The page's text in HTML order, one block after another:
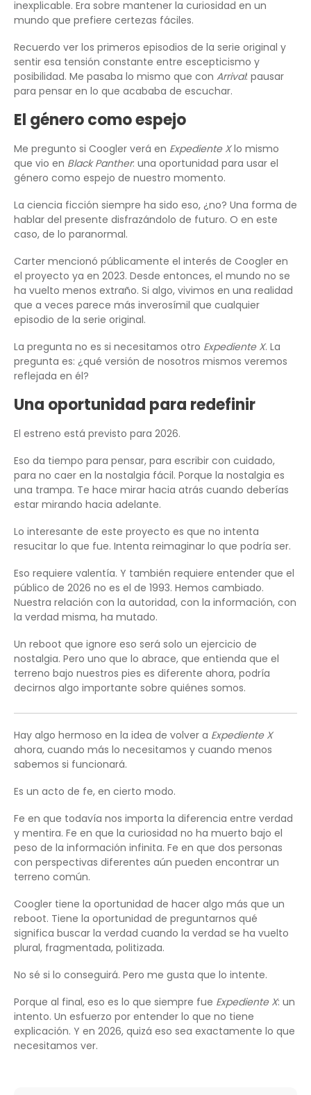
inexplicable. Era sobre mantener la curiosidad en un
mundo que prefiere certezas fáciles.
Recuerdo ver los primeros episodios de la serie original y
sentir esa tensión constante entre escepticismo y
posibilidad. Me pasaba lo mismo que con Arrival: pausar
para pensar en lo que acababa de escuchar.
El género como espejo
Me pregunto si Coogler verá en Expediente Xlo mismo
que vio en Black Panther: una oportunidad para usar el
género como espejo de nuestro momento.
La ciencia ficción siempre ha sido eso, ¿no? Una forma de
hablar del presente disfrazándolo de futuro. O en este
caso, de lo paranormal.
Carter mencionó públicamente el interés de Coogler en
el proyecto ya en 2023. Desde entonces, el mundo no se
ha vuelto menos extraño. Si algo, vivimos en una realidad
que a veces parece más inverosímil que cualquier
episodio de la serie original.
La pregunta no es si necesitamos otro Expediente X. La
pregunta es: ¿qué versión de nosotros mismos veremos
reflejada en él?
Una oportunidad para redefinir
El estreno está previsto para 2026.
Eso da tiempo para pensar, para escribir con cuidado,
para no caer en la nostalgia fácil. Porque la nostalgia es
una trampa. Te hace mirar hacia atrás cuando deberías
estar mirando hacia adelante.
Lo interesante de este proyecto es que no intenta
resucitar lo que fue. Intenta reimaginar lo que podría ser.
Eso requiere valentía. Y también requiere entender que el
público de 2026 no es el de 1993. Hemos cambiado.
Nuestra relación con la autoridad, con la información, con
la verdad misma, ha mutado.
Un reboot que ignore eso será solo un ejercicio de
nostalgia. Pero uno que lo abrace, que entienda que el
terreno bajo nuestros pies es diferente ahora, podría
decirnos algo importante sobre quiénes somos.
Hay algo hermoso en la idea de volver a Expediente X
ahora, cuando más lo necesitamos y cuando menos
sabemos si funcionará.
Es un acto de fe, en cierto modo.
Fe en que todavía nos importa la diferencia entre verdad
y mentira. Fe en que la curiosidad no ha muerto bajo el
peso de la información infinita. Fe en que dos personas
con perspectivas diferentes aún pueden encontrar un
terreno común.
Coogler tiene la oportunidad de hacer algo más que un
reboot. Tiene la oportunidad de preguntarnos qué
significa buscar la verdad cuando la verdad se ha vuelto
plural, fragmentada, politizada.
No sé si lo conseguirá. Pero me gusta que lo intente.
Porque al final, eso es lo que siempre fue Expediente X: un
intento. Un esfuerzo por entender lo que no tiene
explicación. Y en 2026, quizá eso sea exactamente lo que
necesitamos ver.